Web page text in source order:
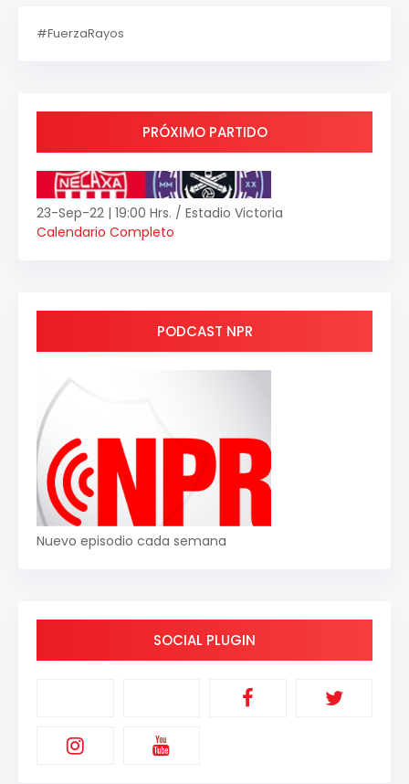
#FuerzaRayos
PRÓXIMO PARTIDO
23-Sep-22 | 19:00 Hrs. / Estadio Victoria
Calendario Completo
PODCAST NPR
Nuevo episodio cada semana
SOCIAL PLUGIN